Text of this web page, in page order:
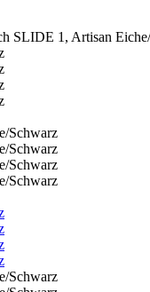
SLIDE 1, Artisan